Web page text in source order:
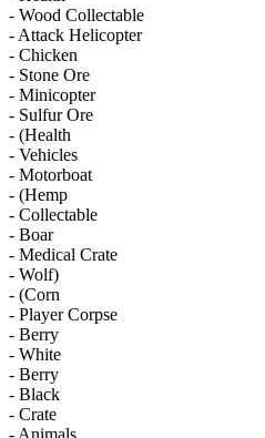
- Wood Collectable
- Attack Helicopter
- Chicken
- Stone Ore
- Minicopter
- Sulfur Ore
- (Health
- Vehicles
- Motorboat
- (Hemp
- Collectable
- Boar
- Medical Crate
- Wolf)
- (Corn
- Player Corpse
- Berry
- White
- Berry
- Black
- Crate
- Animals